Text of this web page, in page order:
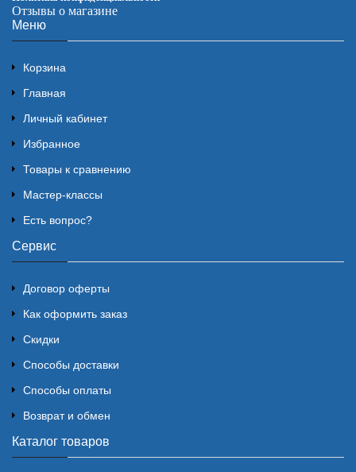
Отзывы о магазине
Меню
Корзина
Главная
Личный кабинет
Избранное
Товары к сравнению
Мастер-классы
Есть вопрос?
Сервис
Договор оферты
Как оформить заказ
Скидки
Способы доставки
Способы оплаты
Возврат и обмен
Каталог товаров